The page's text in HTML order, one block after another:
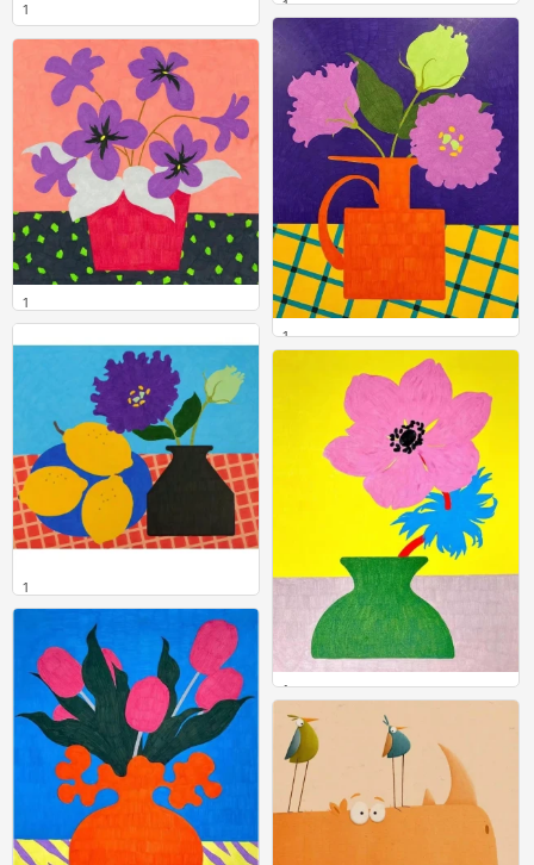
1
0
1
0
1
0
1
0
1
1
0